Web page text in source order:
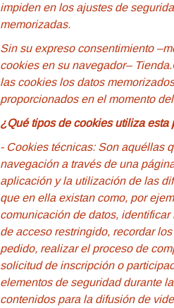
impiden en los ajustes de
memorizadas.
Sin su expreso consentimiento
cookies en su navegador–
las cookies los datos
proporcionados en el momento
¿Qué tipos de cookies utiliza esta
- Cookies técnicas: Son aquéllas
navegación a través de una
aplicación y la utilización de las
que en ella existan como, por
comunicación de datos,
de acceso restringido, recordar
pedido, realizar el proceso de
solicitud de inscripción o
elementos de seguridad durante
contenidos para la difusión de